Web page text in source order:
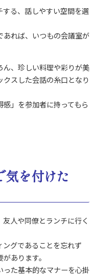
る、話しやすい空間を選
れば、いつもの会議室が
、珍しい料理や彩りが美
スした会話の糸口となり
」を参加者に持ってもら
気を付けた
人や同僚とランチに行く
グであることを忘れず
あります。
た基本的なマナーを心掛